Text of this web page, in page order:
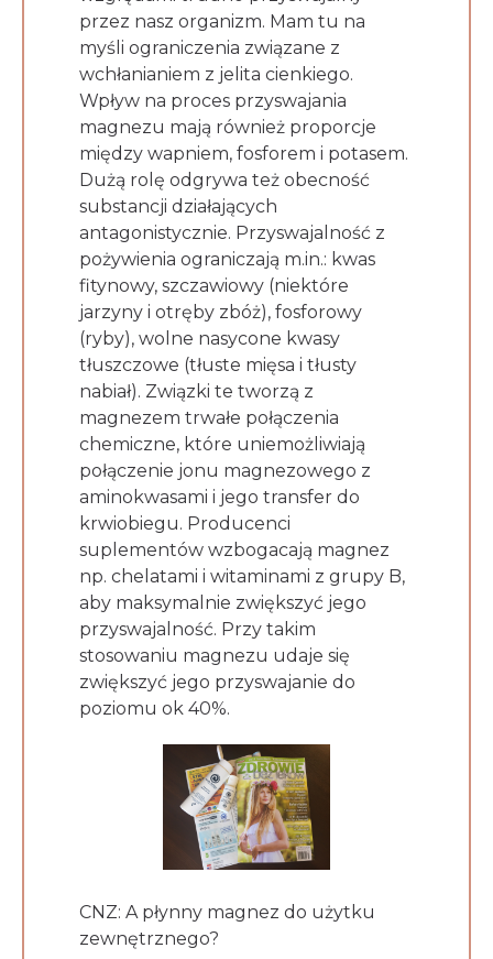
przez nasz organizm. Mam tu na
myśli ograniczenia związane z
wchłanianiem z jelita cienkiego.
Wpływ na proces przyswajania
magnezu mają również proporcje
między wapniem, fosforem i potasem.
Dużą rolę odgrywa też obecność
substancji działających
antagonistycznie. Przyswajalność z
pożywienia ograniczają m.in.: kwas
fitynowy, szczawiowy (niektóre
jarzyny i otręby zbóż), fosforowy
(ryby), wolne nasycone kwasy
tłuszczowe (tłuste mięsa i tłusty
nabiał). Związki te tworzą z
magnezem trwałe połączenia
chemiczne, które uniemożliwiają
połączenie jonu magnezowego z
aminokwasami i jego transfer do
krwiobiegu. Producenci
suplementów wzbogacają magnez
np. chelatami i witaminami z grupy B,
aby maksymalnie zwiększyć jego
przyswajalność. Przy takim
stosowaniu magnezu udaje się
zwiększyć jego przyswajanie do
poziomu ok 40%.
CNZ: A płynny magnez do użytku
zewnętrznego?